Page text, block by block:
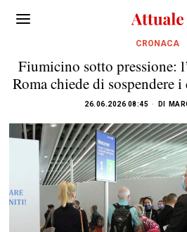
CRONACA
Fiumicino sotto pressione:
Roma chiede di
26.06.2026 08:45 DI